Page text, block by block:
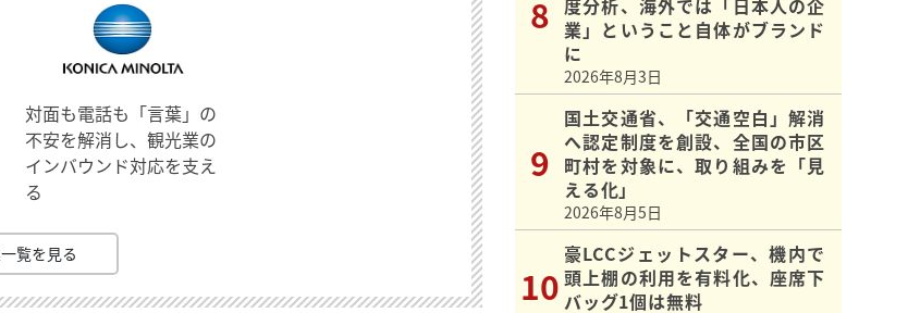
対面も電話も「言葉」の
不安を解消し、観光業の
インバウンド対応を支え
る
覧を見る
度分析、海外では「日本人の企
業」ということ自体がブランド
に
2026年8月3日
国土交通省、「交通空白」解消
へ認定制度を創設、全国の市区
町村を対象に、取り組みを「見
える化」
2026年8月5日
豪LCCジェットスター、機内で
頭上棚の利用を有料化、座席下
バッグ1個は無料